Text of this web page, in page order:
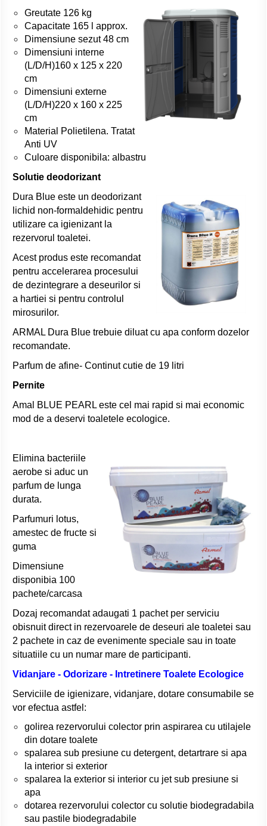
Greutate 126 kg
Capacitate 165 l approx.
Dimensiune sezut 48 cm
Dimensiuni interne
(L/D/H)160 x 125 x 220
cm
Dimensiuni externe
(L/D/H)220 x 160 x 225
cm
Material Polietilena. Tratat
Anti UV
Culoare disponibila: albastru
Solutie deodorizant
Dura Blue este un deodorizant
lichid non-formaldehidic pentru
utilizare ca igienizant la
rezervorul toaletei.
Acest produs este recomandat
pentru accelerarea procesului
de dezintegrare a deseurilor si
a hartiei si pentru controlul
mirosurilor.
ARMAL Dura Blue trebuie diluat cu apa conform dozelor
recomandate.
Parfum de afine- Continut cutie de 19 litri
Pernite
Amal BLUE PEARL este cel mai rapid si mai economic
mod de a deservi toaletele ecologice.
Elimina bacteriile
aerobe si aduc un
parfum de lunga
durata.
Parfumuri lotus,
amestec de fructe si
guma
Dimensiune
disponibia 100
pachete/carcasa
Dozaj recomandat adaugati 1 pachet per serviciu
obisnuit direct in rezervoarele de deseuri ale toaletei sau
2 pachete in caz de evenimente speciale sau in toate
situatiile cu un numar mare de participanti.
Vidanjare - Odorizare - Intretinere Toalete Ecologice
Serviciile de igienizare, vidanjare, dotare consumabile se
vor efectua astfel:
golirea rezervorului colector prin aspirarea cu utilajele
din dotare toalete
spalarea sub presiune cu detergent, detartrare si apa
la interior si exterior
spalarea la exterior si interior cu jet sub presiune si
apa
dotarea rezervorului colector cu solutie biodegradabila
sau pastile biodegradabile